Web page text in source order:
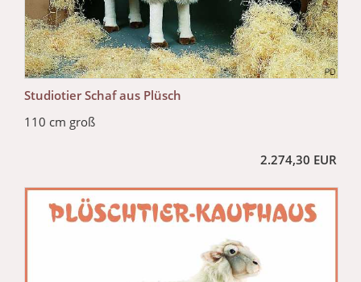
Studiotier Schaf aus Plüsch
110 cm groß
2.274,30 EUR